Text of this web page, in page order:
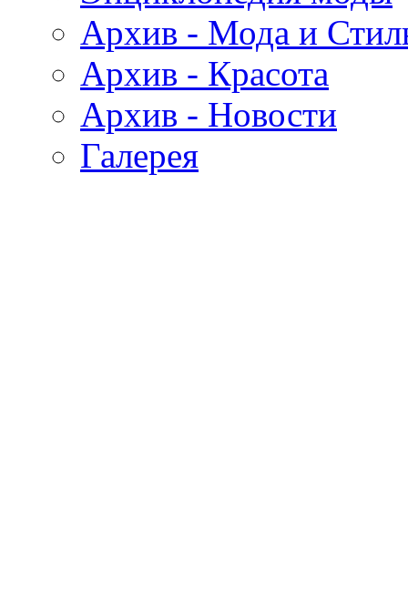
Архив - Мода и
Архив - Красота
Архив - Новости
Галерея